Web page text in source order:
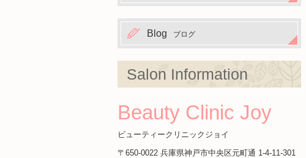
Blog ブログ
Salon Information
Beauty Clinic Joy
ビューティークリニックジョイ
〒650-0022 兵庫県神戸市中央区元町通 1-4-11-301